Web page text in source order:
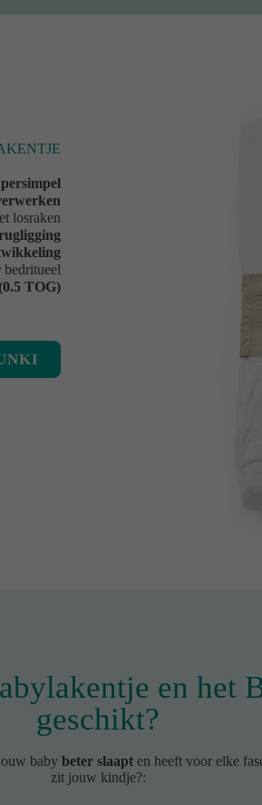
losraken
bedritueel
(0.5 TOG)
en het
geschikt?
baby beter slaapten heeft voor elke
zit jouw kindje?: